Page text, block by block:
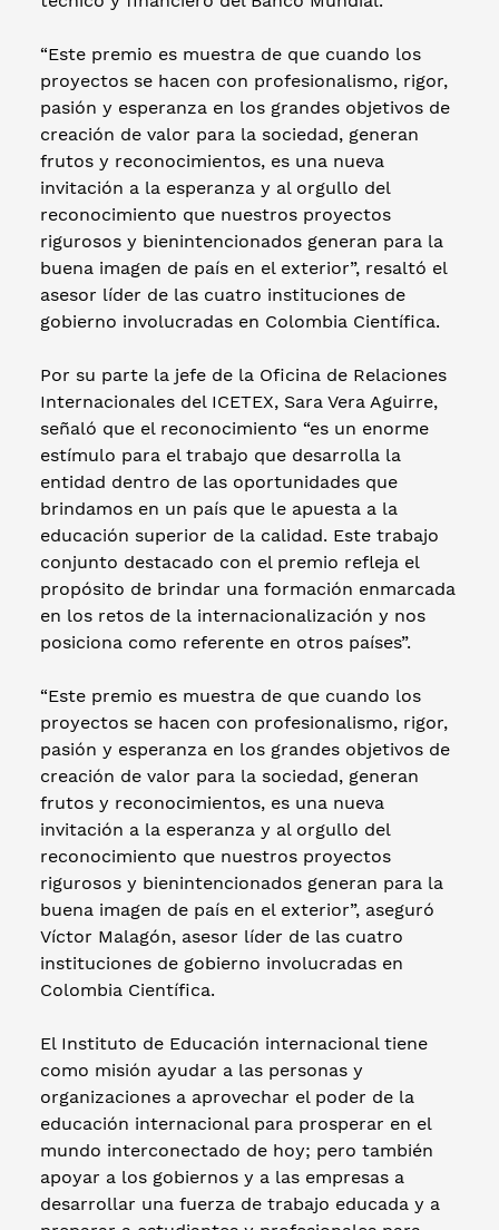
“Este premio es muestra de que cuando los
proyectos se hacen con profesionalismo, rigor,
pasión y esperanza en los grandes objetivos de
creación de valor para la sociedad, generan
frutos y reconocimientos, es una nueva
invitación a la esperanza y al orgullo del
reconocimiento que nuestros proyectos
rigurosos y bienintencionados generan para la
buena imagen de país en el exterior”, resaltó el
asesor líder de las cuatro instituciones de
gobierno involucradas en Colombia Científica.
Por su parte la jefe de la Oficina de Relaciones
Internacionales del ICETEX, Sara Vera Aguirre,
señaló que el reconocimiento “es un enorme
estímulo para el trabajo que desarrolla la
entidad dentro de las oportunidades que
brindamos en un país que le apuesta a la
educación superior de la calidad. Este trabajo
conjunto destacado con el premio refleja el
propósito de brindar una formación enmarcada
en los retos de la internacionalización y nos
posiciona como referente en otros países”.
“Este premio es muestra de que cuando los
proyectos se hacen con profesionalismo, rigor,
pasión y esperanza en los grandes objetivos de
creación de valor para la sociedad, generan
frutos y reconocimientos, es una nueva
invitación a la esperanza y al orgullo del
reconocimiento que nuestros proyectos
rigurosos y bienintencionados generan para la
buena imagen de país en el exterior”, aseguró
Víctor Malagón, asesor líder de las cuatro
instituciones de gobierno involucradas en
Colombia Científica.
El Instituto de Educación internacional tiene
como misión ayudar a las personas y
organizaciones a aprovechar el poder de la
educación internacional para prosperar en el
mundo interconectado de hoy; pero también
apoyar a los gobiernos y a las empresas a
desarrollar una fuerza de trabajo educada y a